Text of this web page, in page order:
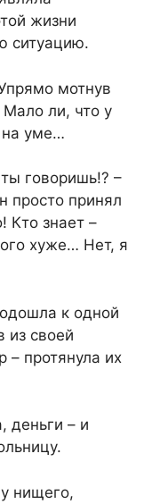
жизни
ситуацию.
мотнув
ли, что у
на уме…
говоришь!? –
просто принял
Кто знает –
хуже… Нет, я
к одной
своей
– протянула их
деньги – и
нищего,